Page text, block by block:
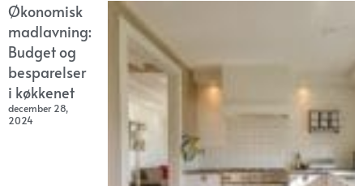
Økonomisk
madlavning:
Budget og
besparelser
i køkkenet
december 28,
2024